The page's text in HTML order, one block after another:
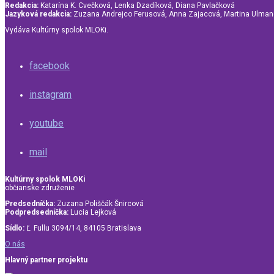
Redakcia: Katarína K. Cvečková, Lenka Dzadíková, Diana Pavlačková
Jazyková redakcia: Zuzana Andrejco Ferusová, Anna Zajacová, Martina
Vydáva Kultúrny spolok MLOKi.
facebook
instagram
youtube
mail
Kultúrny spolok MLOKi
občianske združenie
Predsedníčka: Zuzana Poliščák Šnircová
Podpredsedníčka: Lucia Lejková
Sídlo: Ľ. Fullu 3094/14, 84105 Bratislava
O nás
Hlavný partner projektu